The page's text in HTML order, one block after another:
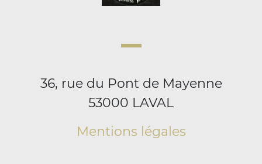
36, rue du Pont de Mayenne
53000 LAVAL
Mentions légales